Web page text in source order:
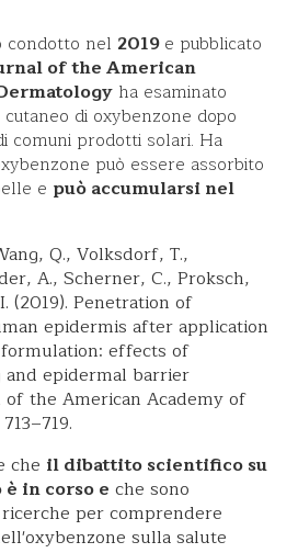
condotto nel 2019e pubblicato
of the American
ha esaminato
di oxybenzone dopo
comuni prodotti solari. Ha
può essere assorbito
e può accumularsi nel
Q., Volksdorf, T.,
A., Scherner, C., Proksch,
(2019). Penetration of
epidermis after application
effects of
epidermal barrier
the American Academy of
che il dibattito scientifico su
in corso e che sono
per comprendere
sulla salute